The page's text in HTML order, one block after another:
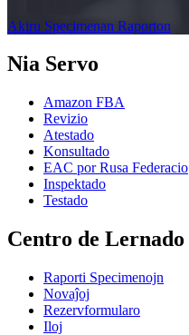
Akiru Specimenan Raporton
Nia Servo
Amazon FBA
Revizio
Atestado
Konsultado
EAC por Rusa Federacio
Inspektado
Testado
Centro de Lernado
Raporti Specimenojn
Novaĵoj
Rezervformularo
Iloj